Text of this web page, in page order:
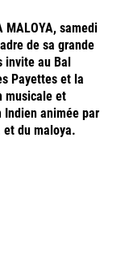
MALOYA, samedi
de sa grande
invite au Bal
Payettes et la
musicale et
Indien animée par
et du maloya.